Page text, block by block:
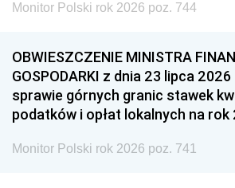
Monitor Polski rok 2026 poz. 744
OBWIESZCZENIE MINISTRA
GOSPODARKI z dnia 23 lipca 2026
sprawie górnych granic stawek
podatków i opłat lokalnych na rok
Monitor Polski rok 2026 poz. 741